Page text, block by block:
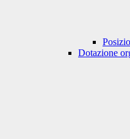
Dotazione